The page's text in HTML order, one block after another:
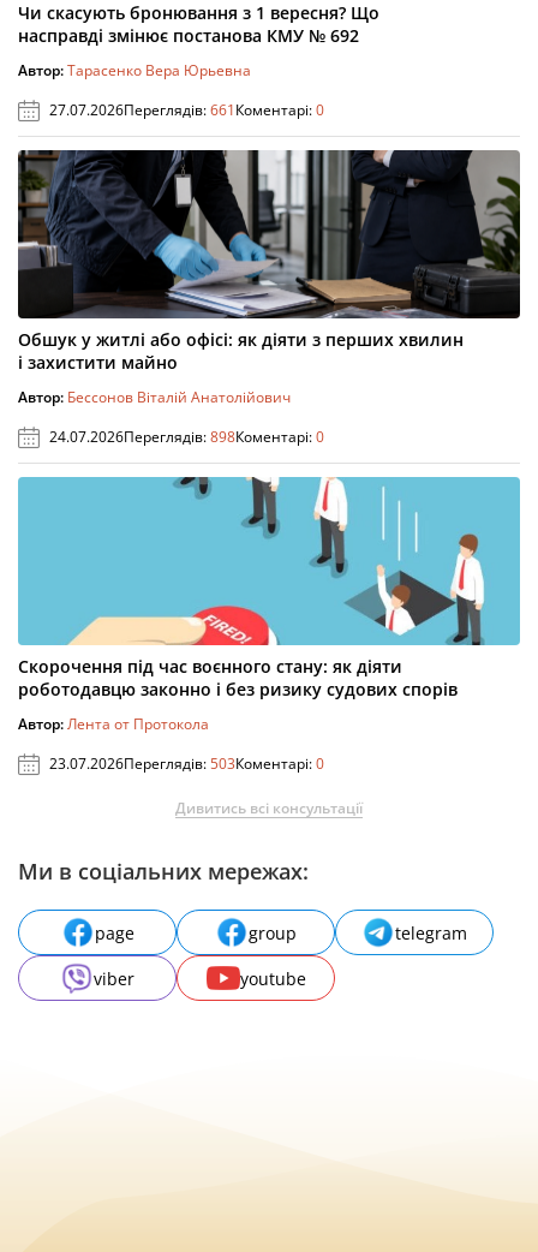
Чи скасують бронювання з 1 вересня? Що
насправді змінює постанова КМУ № 692
Автор:Тарасенко Вера Юрьевна
27.07.2026Переглядів:661Коментарі:0
Обшук у житлі або офісі: як діяти з перших хвилин
і захистити майно
Автор: Бессонов Віталій Анатолійович
24.07.2026Переглядів:898Коментарі:0
Скорочення під час воєнного стану: як діяти
роботодавцю законно і без ризику судових спорів
Автор:Лента от Протокола
23.07.2026Переглядів:503Коментарі:0
Дивитись всі консультації
Ми в соціальних мережах:
page group
telegram
viber
youtube